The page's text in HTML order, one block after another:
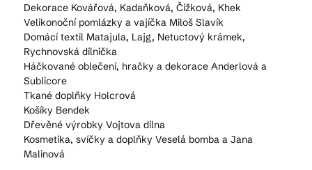
Dekorace Kovářová, Kadaňková, Čížková, Khek
Velikonoční pomlázky a vajíčka Miloš Slavík
Domácí textil Matajula, Lajg, Netuctový krámek,
Rychnovská dílnička
Háčkované oblečení, hračky a dekorace Anderlová a
Sublicore
Tkané doplňky Holcrová
Košíky Bendek
Dřevěné výrobky Vojtova dílna
Kosmetika, svíčky a doplňky Veselá bomba a Jana
Malinová